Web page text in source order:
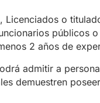
Licenciados o
públicos
2 años de
admitir a
demuestren